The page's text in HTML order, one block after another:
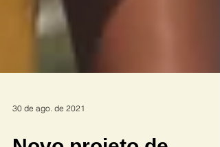
30 de ago. de 2021